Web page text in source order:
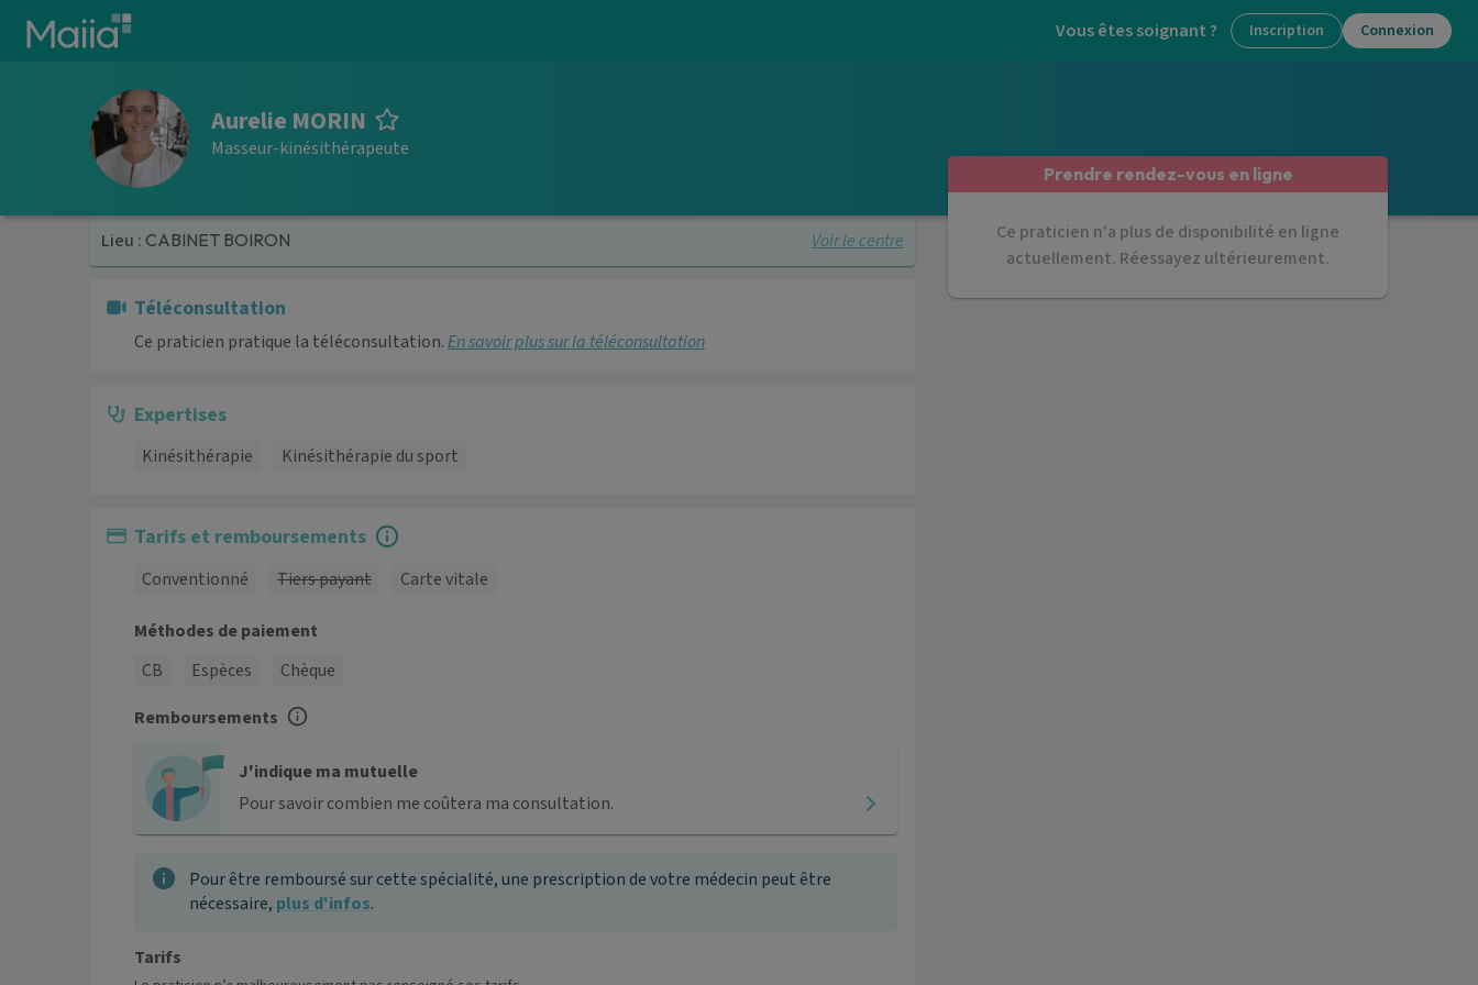
Aller au contenu principal Vous êtes soignant ? Inscription Connexion
Aurelie MORIN
Masseur-kinésithérapeute
Lieu : CABINET BOIRON Voir le centre
Téléconsultation
Ce praticien pratique la téléconsultation.En savoir plus sur la téléconsultation
Expertises
Kinésithérapie Kinésithérapie du sport
Tarifs et remboursements
Conventionné Tiers payant Carte vitale
Méthodes de paiement
CB
Espèces
Chèque
Remboursements
J'indique ma mutuelle
Pour savoir combien me coûtera ma consultation.
Pour être remboursé sur cette spécialité, une prescription de votre médecin peut être
nécessaire, plus d'infos.
Tarifs
Prendre rendez-vous en ligne
Ce praticien n'a plus de disponibilité en ligne
actuellement. Réessayez ultérieurement.